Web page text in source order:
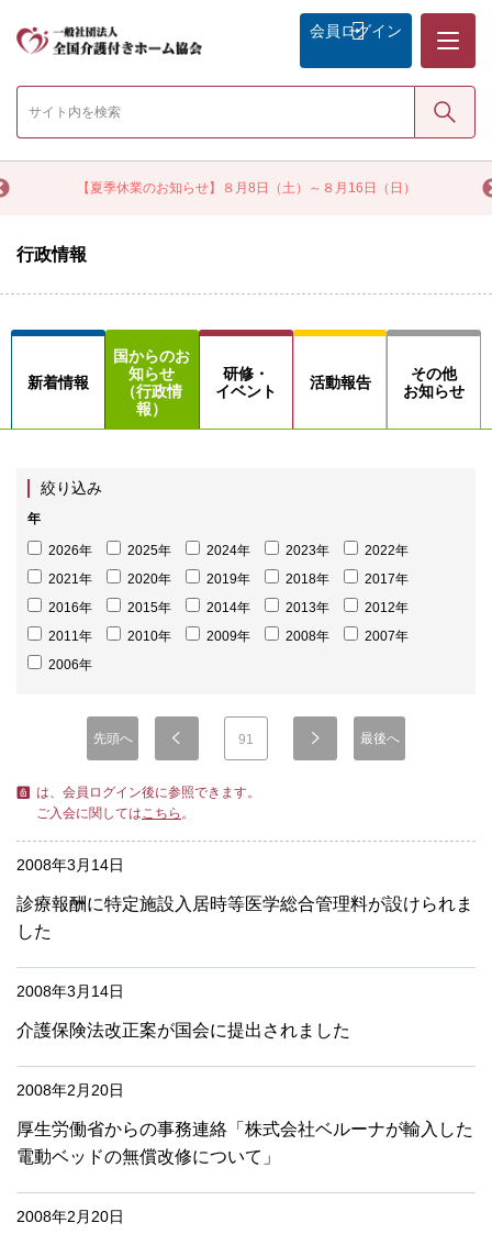
【夏季休業のお知らせ】８月8日（土）～８月16日（日）
会員 ログイン
検索
行政情報
新着情報
国からのお
知らせ
（行政情
報）
研修・
イベント
活動報告
その他
お知らせ
絞り込み
年
2026年 2025年 2024年 2023年
2022年
2021年
2020年 2019年 2018年
2017年
2016年
2015年 2014年 2013年
2012年
2011年
2010年 2009年 2008年
2007年
2006年
先頭へ 91 最後へ
は、会員ログイン後に参照できます。
ご入会に関してはこちら 。
2008年3月14日
診療報酬に特定施設入居時等医学総合管理料が設けられま
した
2008年3月14日
介護保険法改正案が国会に提出されました
2008年2月20日
厚生労働省からの事務連絡「株式会社ベルーナが輸入した
電動ベッドの無償改修について」
2008年2月20日